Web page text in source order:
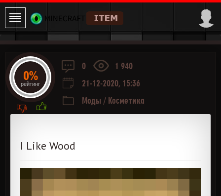
0
1 940
21-12-2020, 15:36
Моды / Косметика
I Like Wood
0%
рейтинг